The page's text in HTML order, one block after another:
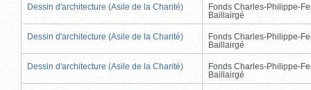
Dessin d'architecture (Asile de la Charité)
Fonds Charles-Philippe-
Baillairgé
Dessin d'architecture (Asile de la Charité)
Fonds Charles-Philippe-
Baillairgé
Dessin d'architecture (Asile de la Charité)
Fonds Charles-Philippe-
Baillairgé